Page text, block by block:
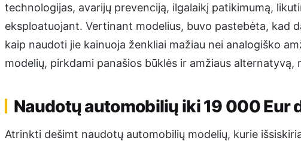
technologijas, avarijų prevenciją, ilgalaikį patikimumą,
eksploatuojant. Vertinant modelius, buvo pastebėta, kad
kaip naudoti jie kainuoja ženkliai mažiau nei analogiško
modelių, pirkdami panašios būklės ir amžiaus
Naudotų automobilių iki 19 000 Eur
Atrinkti dešimt naudotų automobilių modelių, kurie